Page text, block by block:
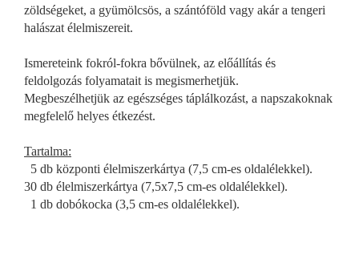
zöldségeket, a gyümölcsös, a szántóföld vagy akár a tengeri
halászat élelmiszereit.
Ismereteink fokról-fokra bővülnek, az előállítás és
feldolgozás folyamatait is megismerhetjük.
Megbeszélhetjük az egészséges táplálkozást, a napszakoknak
megfelelő helyes étkezést.
Tartalma:
5 db központi élelmiszerkártya (7,5 cm-es oldalélekkel).
30 db élelmiszerkártya (7,5x7,5 cm-es oldalélekkel).
1 db dobókocka (3,5 cm-es oldalélekkel).